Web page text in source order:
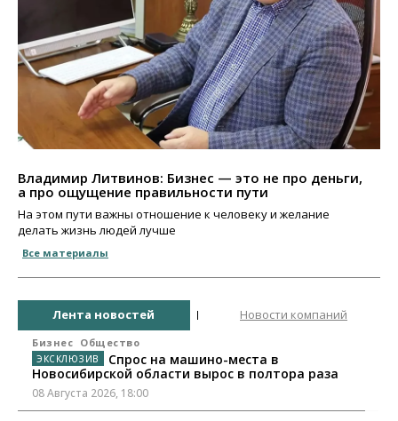
Владимир Литвинов: Бизнес — это не про деньги,
а про ощущение правильности пути
На этом пути важны отношение к человеку и желание
делать жизнь людей лучше
Все материалы
Лента новостей Новости компаний
Бизнес Общество
Спрос на машино-места в
Новосибирской области вырос в полтора раза
08 Августа 2026, 18:00